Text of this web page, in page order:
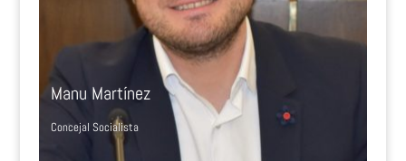
Manu Martínez
Concejal Socialista